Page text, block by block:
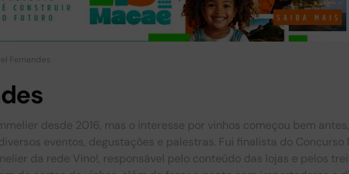
Fernandes
desde 2016, mas o interesse por vinhos começou bem
eventos, degustações e palestras. Fui finalista do
da rede Vino!, responsável pelo conteúdo das lojas e pelos